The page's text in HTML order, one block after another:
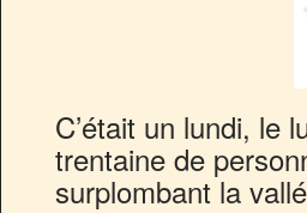
C’était un lundi, le
trentaine de
surplombant la